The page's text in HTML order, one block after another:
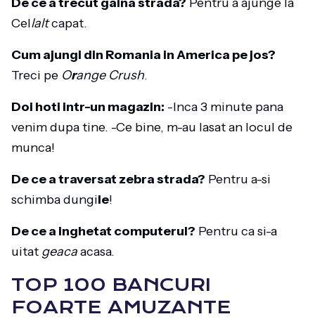
Cellaltcapat.
Cum ajungi din Romania in America pe jos?
Treci pe Orange Crush.
Doi hoti intr-un magazin: -Inca 3 minute pana
venim dupa tine. -Ce bine, m-au lasat an locul de
munca!
De ce a traversat zebra strada? Pentru a-si
schimba dungile!
De ce a inghetat computerul? Pentru ca si-a
uitat geacaacasa.
TOP 100 BANCURI
FOARTE AMUZANTE